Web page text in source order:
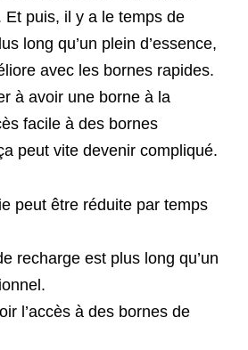
Et puis, il y a le temps de
long qu’un plein d’essence,
avec les bornes rapides.
à avoir une borne à la
facile à des bornes
peut vite devenir compliqué.
peut être réduite par temps
recharge est plus long qu’un
l’accès à des bornes de